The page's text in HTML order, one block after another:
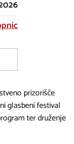
prizorišče
glasbeni festival
ter druženje